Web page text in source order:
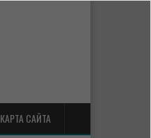
КАРТА САЙТА